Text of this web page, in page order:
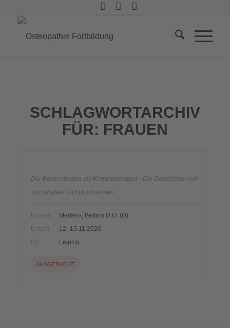
SCHLAGWORTARCHIV
FÜR: FRAUEN
Der Beckenboden als Kontinenzorgan - Die Geschichte vom
„Dichthalten und Durchlassen“
Dozent
Mertens, Bettina D.O. (D)
Datum
12.-15.11.2026
Ort
Leipzig
AUSGEBUCHT